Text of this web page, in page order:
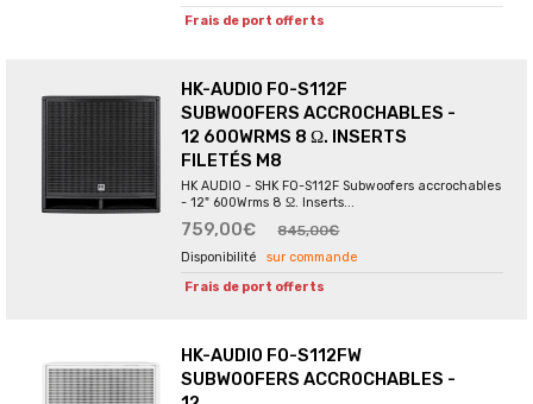
Frais de port offerts
HK-AUDIO FO-S112F
SUBWOOFERS ACCROCHABLES -
12 600WRMS 8 Ω. INSERTS
FILETÉS M8
HK AUDIO - SHK FO-S112F Subwoofers accrochables
- 12" 600Wrms 8 Ω. Inserts...
759,00€ 845,00€
sur commande
Frais de port offerts
HK-AUDIO FO-S112FW
SUBWOOFERS ACCROCHABLES -